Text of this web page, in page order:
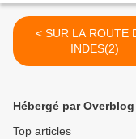
< SUR LA ROUTE DES
INDES(2)
Hébergé par Overblog
Top articles